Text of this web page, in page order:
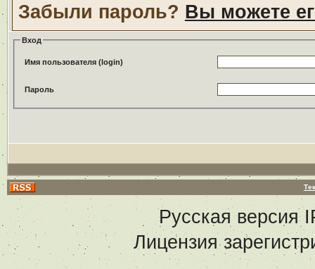
Забыли пароль? Вы можете
Вход
Имя пользователя (login)
Пароль
Русская версия
Лицензия